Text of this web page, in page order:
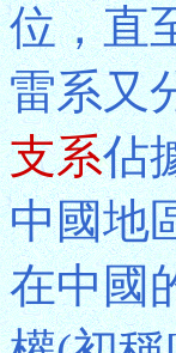
位，直
雷系又
支系佔
中國地
在中國